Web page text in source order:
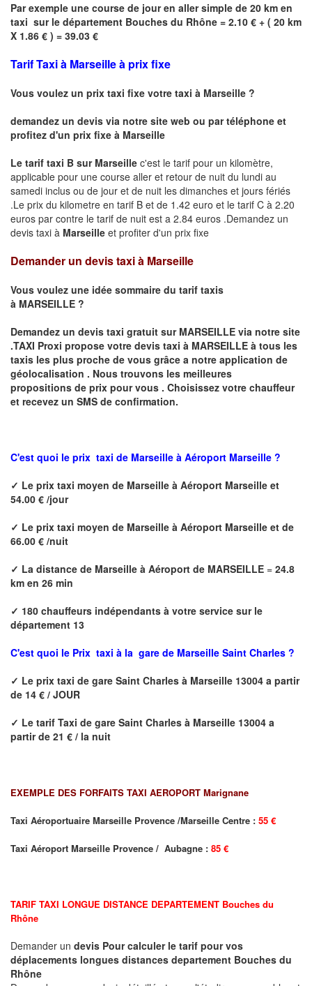
Par exemple une course de jour en aller simple de 20 km en
taxi sur le département Bouches du Rhône = 2.10 € + ( 20 km
X 1.86 € ) = 39.03 €
Tarif Taxi à Marseille à prix fixe
Vous voulez un prix taxi fixe votre taxi à Marseille ?
demandez un devis via notre site web ou par téléphone et
profitez d'un prix fixe à Marseille
Le tarif taxi B sur Marseille c'est le tarif pour un kilomètre,
applicable pour une course aller et retour de nuit du lundi au
samedi inclus ou de jour et de nuit les dimanches et jours fériés
.Le prix du kilometre en tarif B et de 1.42 euro et le tarif C à 2.20
euros par contre le tarif de nuit est a 2.84 euros .Demandez un
devis taxi à Marseille et profiter d'un prix fixe
Demander un devis taxi à Marseille
Vous voulez une idée sommaire du tarif taxis
à MARSEILLE ?
Demandez un devis taxi gratuit sur MARSEILLE via notre site
.TAXI Proxi propose votre devis taxi à MARSEILLE à tous les
taxis les plus proche de vous grâce a notre application de
géolocalisation . Nous trouvons les meilleures
propositions de prix pour vous . Choisissez votre chauffeur
et recevez un SMS de confirmation.
C'est quoi le prix taxi de Marseille à Aéroport Marseille ?
✓ Le prix taxi moyen de Marseille à Aéroport Marseille et
54.00 € /jour
✓ Le prix taxi moyen de Marseille à Aéroport Marseille et de
66.00 € /nuit
✓ La distance de Marseille à Aéroport de MARSEILLE = 24.8
km en 26 min
✓ 180 chauffeurs indépendants à votre service sur le
département 13
C'est quoi le Prix taxi à la gare de Marseille Saint Charles ?
✓ Le prix taxi de gare Saint Charles à Marseille 13004 a partir
de 14 € / JOUR
✓ Le tarif Taxi de gare Saint Charles à Marseille 13004 a
partir de 21 € / la nuit
EXEMPLE DES FORFAITS TAXI AEROPORT Marignane
Taxi Aéroportuaire Marseille Provence /Marseille Centre : 55 €
Taxi Aéroport Marseille Provence / Aubagne : 85 €
TARIF TAXI LONGUE DISTANCE DEPARTEMENT Bouches du
Rhône
Demander un devis Pour calculer le tarif pour vos
déplacements longues distances departement Bouches du
Rhône